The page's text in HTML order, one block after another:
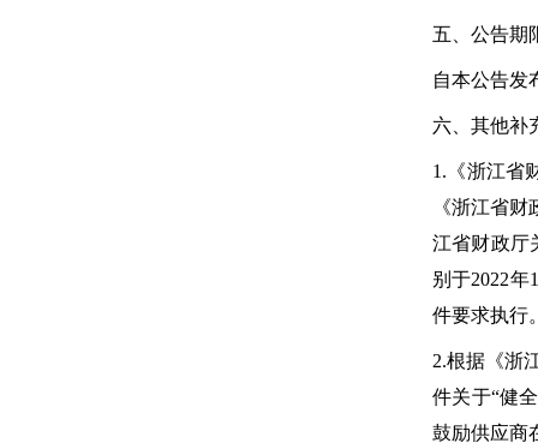
五、公告期
自本公告发
六、其他补
1.《浙江省
《浙江省财
江省财政厅
别于2022
件要求执行
2.根据《浙
件关于“健
鼓励供应商